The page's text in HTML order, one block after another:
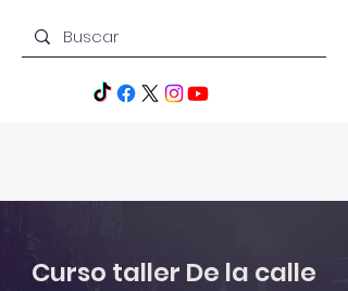
Curso taller De la calle